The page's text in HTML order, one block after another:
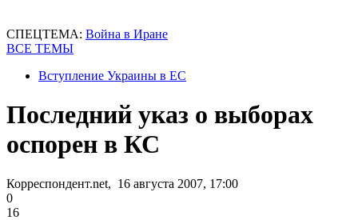
СПЕЦТЕМА: Война в Иране
ВСЕ ТЕМЫ
Вступление Украины в ЕС
Последний указ о выборах
оспорен в КС
Корреспондент.net, 16 августа 2007, 17:00
0
16